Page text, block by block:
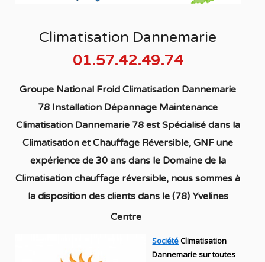
Climatisation Dannemarie
01.57.42.49.74
Groupe National Froid Climatisation Dannemarie
78 Installation Dépannage Maintenance
Climatisation Dannemarie 78 est Spécialisédans la
Climatisation et Chauffage Réversible, GNF une
expérience de 30 ans dans le Domaine de la
Climatisation chauffage réversible, nous sommes à
la disposition des clients dansle (78) Yvelines
Centre
SociétéClimatisation
Dannemarie sur toutes